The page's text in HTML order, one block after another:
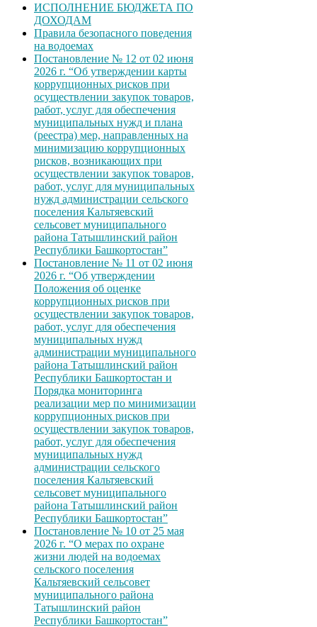
ИСПОЛНЕНИЕ БЮДЖЕТА ПО
ДОХОДАМ
Правила безопасного поведения
на водоемах
Постановление № 12 от 02 июня
2026 г. “Об утверждении карты
коррупционных рисков при
осуществлении закупок товаров,
работ, услуг для обеспечения
муниципальных нужд и плана
(реестра) мер, направленных на
минимизацию коррупционных
рисков, возникающих при
осуществлении закупок товаров,
работ, услуг для муниципальных
нужд администрации сельского
поселения Кальтяевский
сельсовет муниципального
района Татышлинский район
Республики Башкортостан”
Постановление № 11 от 02 июня
2026 г. “Об утверждении
Положения об оценке
коррупционных рисков при
осуществлении закупок товаров,
работ, услуг для обеспечения
муниципальных нужд
администрации муниципального
района Татышлинский район
Республики Башкортостан и
Порядка мониторинга
реализации мер по минимизации
коррупционных рисков при
осуществлении закупок товаров,
работ, услуг для обеспечения
муниципальных нужд
администрации сельского
поселения Кальтяевский
сельсовет муниципального
района Татышлинский район
Республики Башкортостан”
Постановление № 10 от 25 мая
2026 г. “О мерах по охране
жизни людей на водоемах
сельского поселения
Кальтяевский сельсовет
муниципального района
Татышлинский район
Республики Башкортостан”